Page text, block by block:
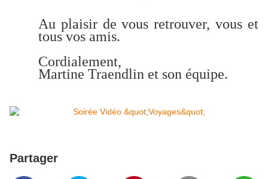
Au plaisir de vous retrouver, vous et
tous vos amis.
Cordialement,
Martine Traendlin et son équipe.
Partager